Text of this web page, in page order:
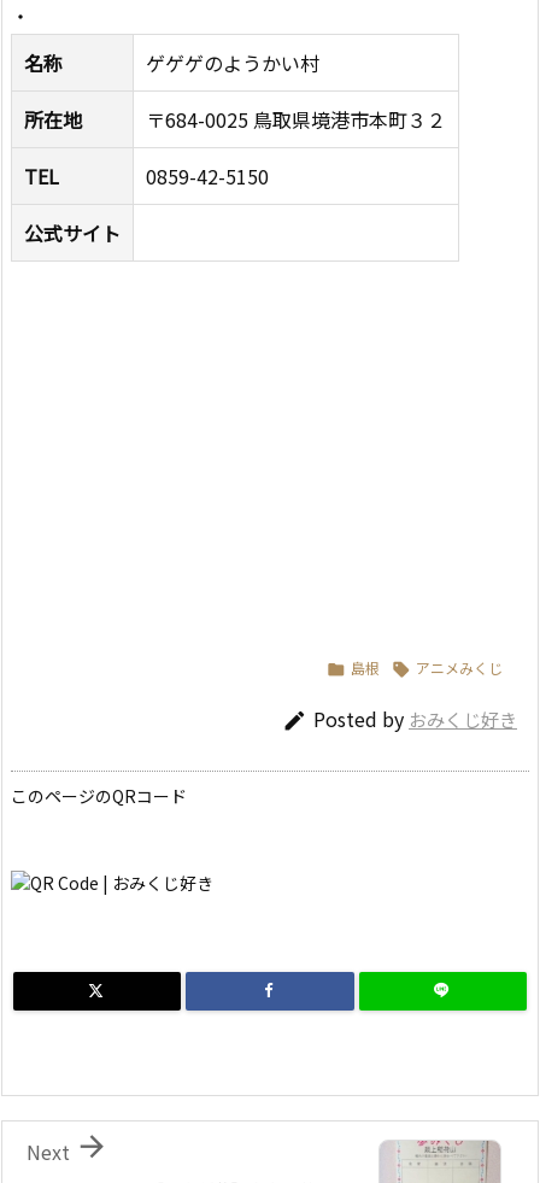
・
名称
ゲゲゲのようかい村
所在地
〒684-0025 鳥取県境港市本町３２
TEL
0859-42-5150
公式サイト
 島根  アニメみくじ
 Posted by おみくじ好き
このページのQRコード

Next